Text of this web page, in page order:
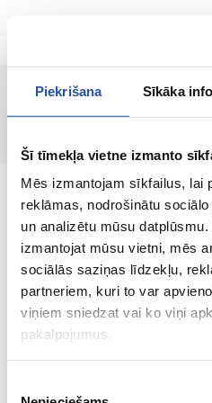
Piekrišana Sīkāka
Šī tīmekļa vietne izmanto
Mēs izmantojam sīkfailus, lai
reklāmas, nodrošinātu
un analizētu mūsu
izmantojat mūsu vietni, mēs
sociālās saziņas līdzekļu,
partneriem, kuri to var
viņiem sniedzat vai ko viņi
pakalpojumus.
Page
An online store with
products, where
main value.
Everything for
garden!